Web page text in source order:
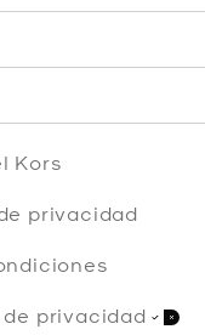
Kors
privacidad
privacidad